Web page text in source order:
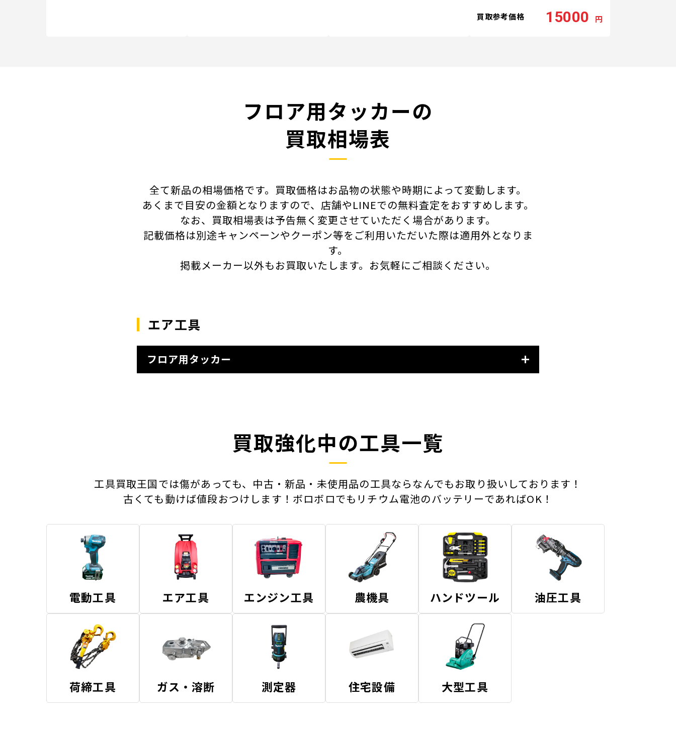
買取参考価格 15000 円
フロア用タッカーの
買取相場表
全て新品の相場価格です。買取価格はお品物の状態や時期によって変動します。
あくまで目安の金額となりますので、店舗やLINEでの無料査定をおすすめします。
なお、買取相場表は予告無く変更させていただく場合があります。
記載価格は別途キャンペーンやクーポン等をご利用いただいた際は適用外となりま
す。
掲載メーカー以外もお買取いたします。 お気軽にご相談ください。
エア工具
フロア用タッカー
買取強化中の工具一覧
工具買取王国では傷があっても、中古・新品・未使用品の工具ならなんでもお取り扱いしております！
古くても動けば値段おつけします！ボロボロでもリチウム電池のバッテリーであればOK！
電動工具 エア工具 エンジン工具 農機具 ハンドツール 油圧工具
荷締工具 ガス・溶断 測定器 住宅設備 大型工具